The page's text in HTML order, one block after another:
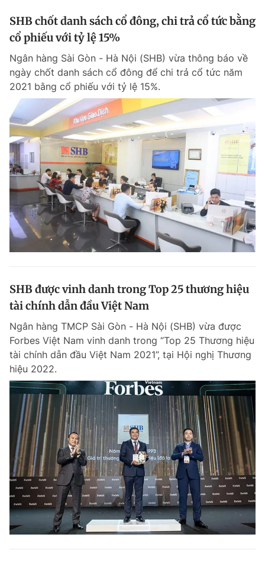
SHB chốt danh sách cổ đông, chi trả cổ tức bằng
cổ phiếu với tỷ lệ 15%
Ngân hàng Sài Gòn - Hà Nội (SHB) vừa thông báo về
ngày chốt danh sách cổ đông để chi trả cổ tức năm
2021 bằng cổ phiếu với tỷ lệ 15%.
SHB được vinh danh trong Top 25 thương hiệu
tài chính dẫn đầu Việt Nam
Ngân hàng TMCP Sài Gòn - Hà Nội (SHB) vừa được
Forbes Việt Nam vinh danh trong “Top 25 Thương hiệu
tài chính dẫn đầu Việt Nam 2021”, tại Hội nghị Thương
hiệu 2022.